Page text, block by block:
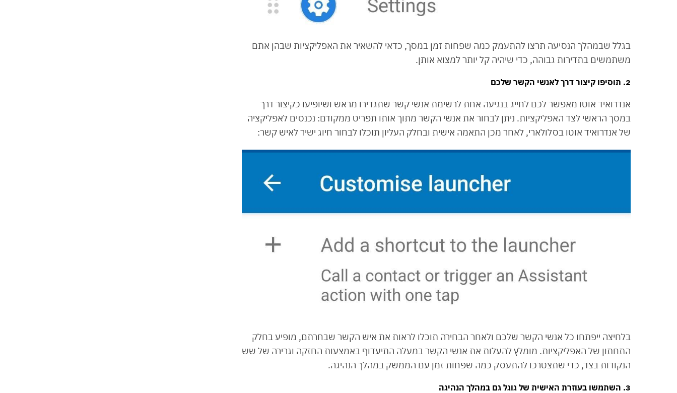
בגלל שבמהלך הנסיעה תרצו להתעמק כמה שפחות זמן במסך, כדאי להשאיר את האפליקציות שבהן אתם
משתמשים בתדירות גבוהה, כדי שיהיה קל יותר למצוא אותן.
2. תוסיפו קיצור דרך לאנשי הקשר שלכם
אנדרואיד אוטו מאפשר לכם לחייג בנגיעה אחת לרשימת אנשי קשר שתגדירו מראש ושיופיעו כקיצור דרך
במסך הראשי לצד האפליקציות. ניתן לבחור את אנשי הקשר מתוך אותו תפריט ממקודם: נכנסים לאפליקציה
של אנדרואיד אוטו בסלולארי, לאחר מכן התאמה אישית ובחלק העליון תוכלו לבחור חיוג ישיר לאיש קשר:
בלחיצה ייפתחו כל אנשי הקשר שלכם ולאחר הבחירה תוכלו לראות את איש הקשר שבחרתם, מופיע בחלק
התחתון של האפליקציות. מומלץ להעלות את אנשי הקשר במעלה התיעדוף באמצעות החזקה וגרירה של שש
הנקודות בצד, כדי שתצטרכו להתעסק כמה שפחות זמן עם הממשק במהלך הנהיגה.
3. השתמשו בעוזרת האישית של גוגל גם במהלך הנהיגה